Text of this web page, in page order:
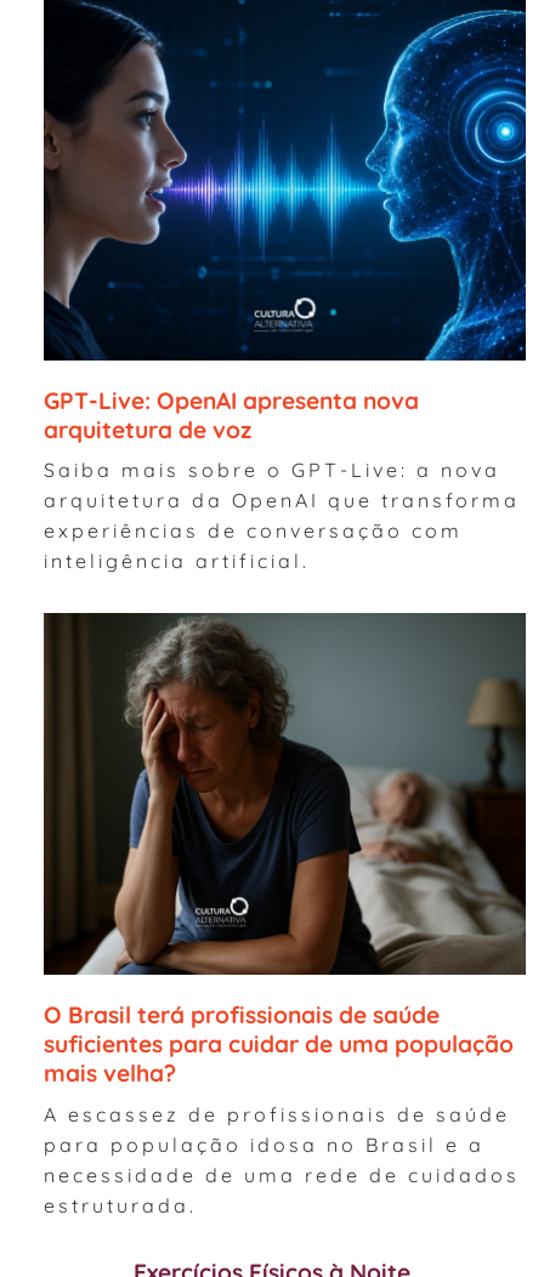
GPT-Live: OpenAI apresenta nova
arquitetura de voz
Saiba mais sobre o GPT-Live: a nova
arquitetura da OpenAI que transforma
experiências de conversação com
inteligência artificial.
O Brasil terá profissionais de saúde
suficientes para cuidar de uma população
mais velha?
A escassez de profissionais de saúde
para população idosa no Brasil e a
necessidade de uma rede de cuidados
estruturada.